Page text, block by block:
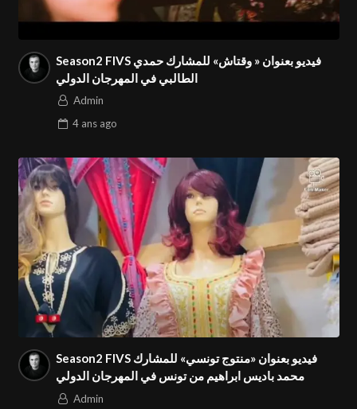
Season2 FIVS فيديو بعنوان « وقتاش» للمشارك حمدي
الطالبي في المهرجان الدولي
Admin
4 ans ago
Season2 FIVS فيديو بعنوان «منتوج تونسي» للمشارك
محمد باديس ابراهيم من تونس في المهرجان الدولي
Admin